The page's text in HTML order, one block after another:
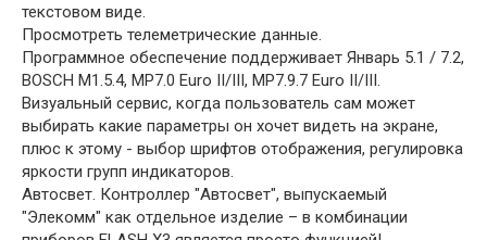
текстовом виде.
Просмотреть телеметрические данные.
Программное обеспечение поддерживает Январь 5.1 / 7.2,
BOSCH M1.5.4, MP7.0 Euro II/III, MP7.9.7 Euro II/III.
Визуальный сервис, когда пользователь сам может
выбирать какие параметры он хочет видеть на экране,
плюс к этому - выбор шрифтов отображения, регулировка
яркости групп индикаторов.
Автосвет. Контроллер "Автосвет", выпускаемый
"Элекомм" как отдельное изделие – в комбинации